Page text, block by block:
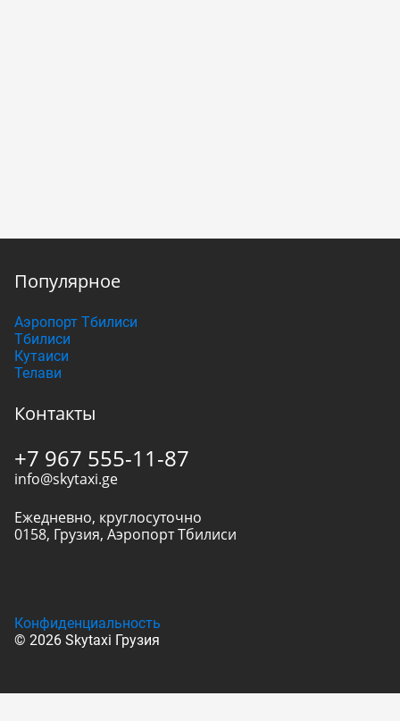
Популярное
Аэропорт Тбилиси
Тбилиси
Кутаиси
Телави
Контакты
+7 967 555-11-87
info@skytaxi.ge
Ежедневно, круглосуточно
0158, Грузия, Аэропорт Тбилиси
© 2026 Skytaxi Грузия
Конфиденциальность